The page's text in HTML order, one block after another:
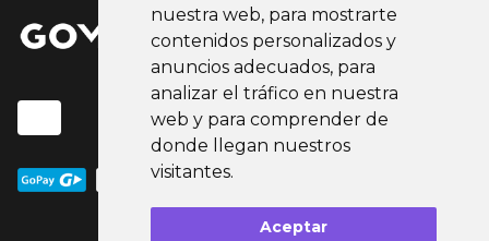
nuestra web, para mostrarte
contenidos personalizados y
anuncios adecuados, para
analizar el tráfico en nuestra
web y para comprender de
donde llegan nuestros
visitantes.
Aceptar